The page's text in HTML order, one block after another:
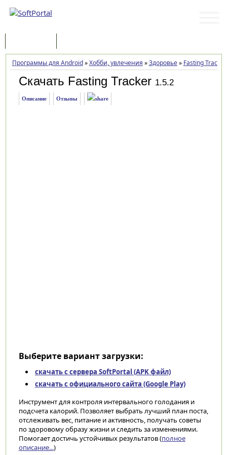
Программы для Android»Хобби, увлечения »Здоровье» Fasting Tracker
Скачать Fasting Tracker 1.5.2
Описание Отзывы
Выберите вариант загрузки:
скачать с сервера SoftPortal (APK файл)
скачать с официального сайта (Google Play)
Инструмент для контроля интервального голодания и
подсчета калорий. Позволяет выбрать лучший план поста,
отслеживать вес, питание и активность, получать советы
по здоровому образу жизни и следить за изменениями.
Помогает достичь устойчивых результатов (полное
описание...)